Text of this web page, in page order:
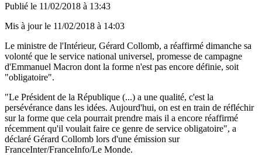
Publié le 11/02/2018 à 13:43
Mis à jour le 11/02/2018 à 14:03
Le ministre de l'Intérieur, Gérard Collomb, a réaffirmé dimanche sa
volonté que le service national universel, promesse de campagne
d'Emmanuel Macron dont la forme n'est pas encore définie, soit
"obligatoire".
"Le Président de la République (...) a une qualité, c'est la
persévérance dans les idées. Aujourd'hui, on est en train de réfléchir
sur la forme que cela pourrait prendre mais il a encore réaffirmé
récemment qu'il voulait faire ce genre de service obligatoire", a
déclaré Gérard Collomb lors d'une émission sur
FranceInter/FranceInfo/Le Monde.